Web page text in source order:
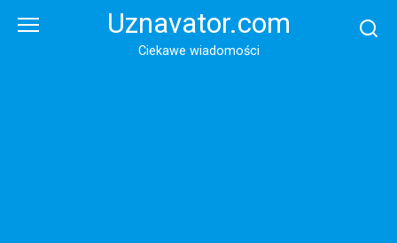
Uznavator.com
Ciekawe wiadomości